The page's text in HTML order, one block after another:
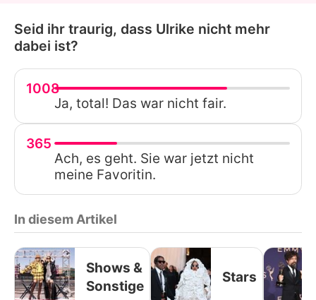
Seid ihr traurig, dass Ulrike nicht mehr
dabei ist?
1008
Ja, total! Das war nicht fair.
365
Ach, es geht. Sie war jetzt nicht
meine Favoritin.
In diesem Artikel
Shows &
Sonstige
Stars